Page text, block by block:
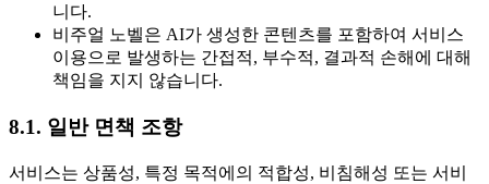
니다.
비주얼 노벨은 AI가 생성한 콘텐츠를 포함하여 서비스
이용으로 발생하는 간접적, 부수적, 결과적 손해에 대해
책임을 지지 않습니다.
8.1. 일반 면책 조항
서비스는 상품성, 특정 목적에의 적합성, 비침해성 또는 서비